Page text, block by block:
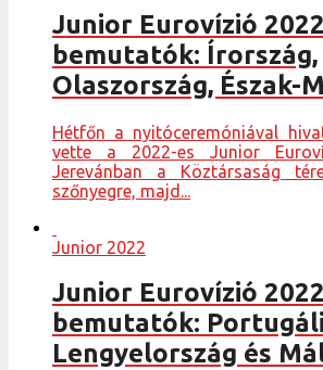
Junior Eurovízió 2022
bemutatók: Írország,
Olaszország, Észak-
Hétfőn a nyitóceremóniával
vette a 2022-es Junior
Jerevánban a Köztársaság
szőnyegre, majd...
Junior 2022
Junior Eurovízió 2022
bemutatók:
Lengyelország és